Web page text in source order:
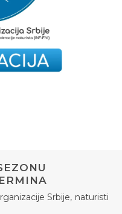
Srbije, naturisti